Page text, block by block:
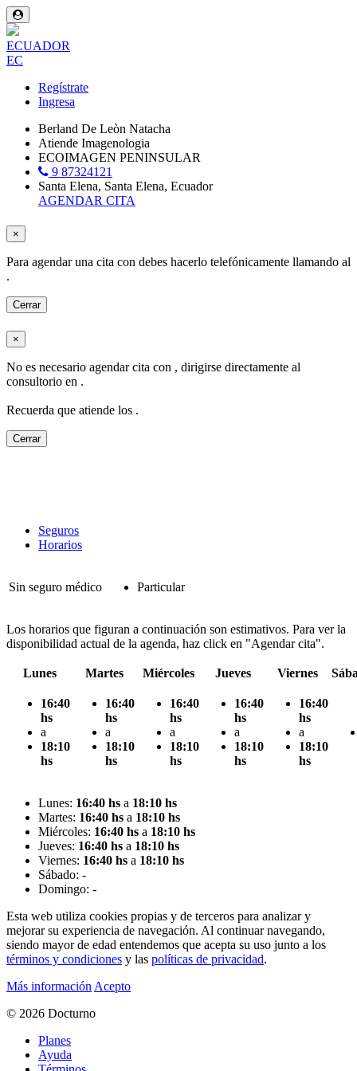
ECUADOR
EC
Regístrate
Ingresa
Berland De Leòn Natacha
Atiende Imagenologia
ECOIMAGEN PENINSULAR
9 87324121
Santa Elena, Santa Elena, Ecuador
AGENDAR CITA
×
Para agendar una cita con debes hacerlo telefónicamente llamando al
.
Cerrar
×
No es necesario agendar cita con , dirigirse directamente al
consultorio en .
Recuerda que atiende los .
Cerrar
Seguros
Horarios
Sin seguro médico Particular
Los horarios que figuran a continuación son estimativos. Para ver la
disponibilidad actual de la agenda, haz click en "Agendar cita".
Lunes Martes Miércoles Jueves Viernes
16:40
hs
a
18:10
hs
16:40
hs
a
18:10
hs
16:40
hs
a
18:10
hs
16:40
hs
a
18:10
hs
16:40
hs
a
18:10
hs
Lunes: 16:40 hs a 18:10 hs
Martes: 16:40 hs a 18:10 hs
Miércoles: 16:40 hs a 18:10 hs
Jueves: 16:40 hs a 18:10 hs
Viernes: 16:40 hs a 18:10 hs
Sábado: -
Domingo: -
Esta web utiliza cookies propias y de terceros para analizar y
mejorar su experiencia de navegación. Al continuar navegando,
siendo mayor de edad entendemos que acepta su uso junto a los
términos y condiciones y las políticas de privacidad.
Más información Acepto
© 2026 Docturno
Planes
Ayuda